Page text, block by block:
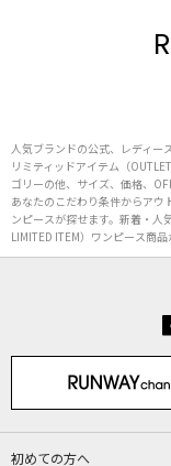
人気ブランドの公式、レディー
リミティッドアイテム（
ゴリーの他、サイズ、価格、
あなたのこだわり条件からアウ
ンピースが探せます。新着・人
LIMITED ITEM）ワンピース商品
初めての方へ